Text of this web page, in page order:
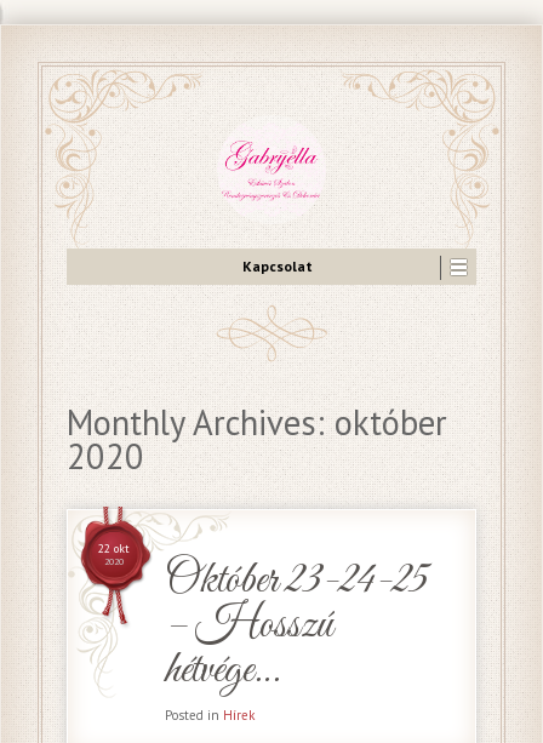
Kapcsolat
Monthly Archives:október
2020
Október 23-24-25
– Hosszú
hétvége…
22 okt
2020
Posted in Hírek